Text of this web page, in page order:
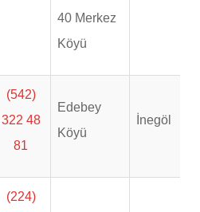
40 Merkez
Köyü
(542)
322 48
81
Edebey
Köyü
İnegöl
(224)